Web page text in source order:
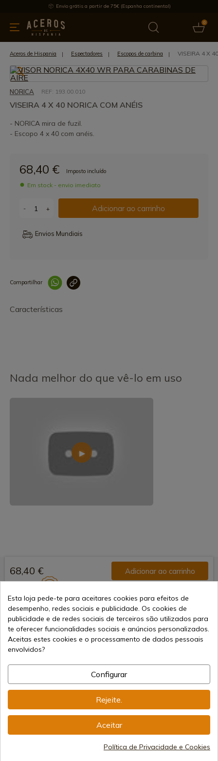
Envio grátis a partir de 75€ (Espanha continental)
0
& Utensílios de cozinha Oferece Últimas notícias
Aceros de Hispania Espectadores Escopos de carbina VISEIRA 4 X
NORICA REF: 193.00.010
VISEIRA 4 X 40 NORICA COM ANÉIS
- NORICA mira de fuzil.
- Escopo 4 x 40 com anéis.
68,40 € Imposto incluído
Em stock - envio imediato
- + Adicionar ao carrinho
Envios Mundiais
Compartilhar
Características
Nada melhor do que vê-lo em uso
68,40 € Adicionar ao carrinho
Métodos de Pagamento
Seguros
Frete Internacional
Informação
Esta loja pede-te para aceitares cookies para efeitos de
desempenho, redes sociais e publicidade. Os cookies de
publicidade e de redes sociais de terceiros são utilizados para
te oferecer funcionalidades sociais e anúncios personalizados.
Aceitas estes cookies e o processamento de dados pessoais
envolvidos?
Configurar
Rejeite.
Aceitar
Política de Privacidade e Cookies